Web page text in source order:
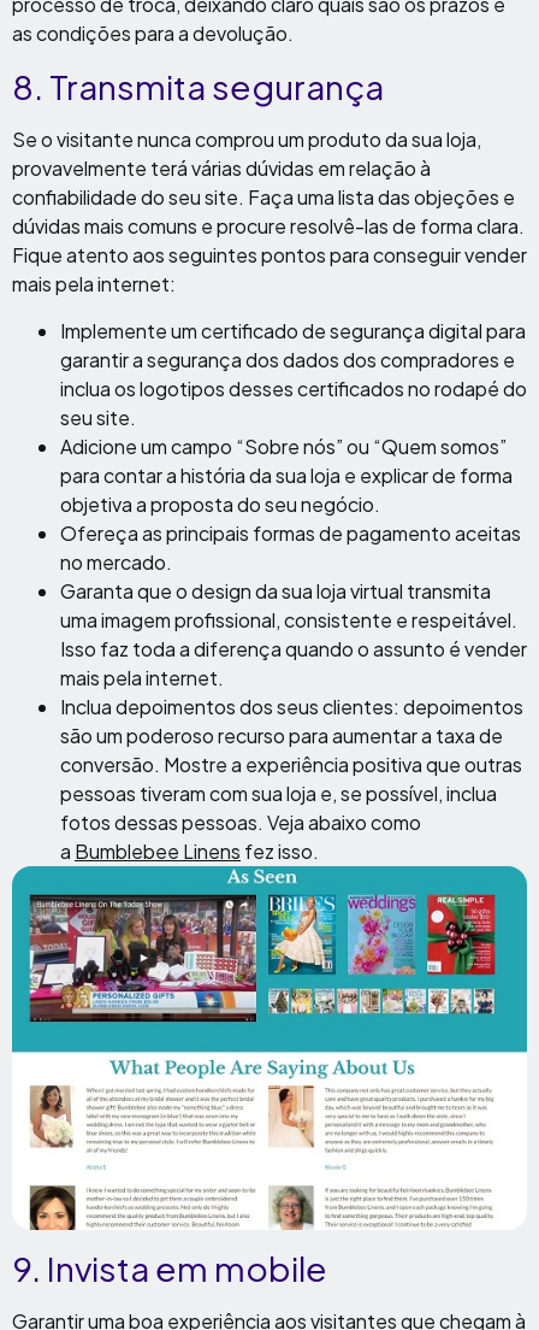
as condições para a devolução.
8. Transmita segurança
Se o visitante nunca comprou um produto da sua loja,
provavelmente terá várias dúvidas em relação à
confiabilidade do seu site. Faça uma lista das objeções e
dúvidas mais comuns e procure resolvê-las de forma clara.
Fique atento aos seguintes pontos para conseguir vender
mais pela internet:
Implemente um certificado de segurança digital para
garantir a segurança dos dados dos compradores e
inclua os logotipos desses certificados no rodapé do
seu site.
Adicione um campo “Sobre nós” ou “Quem somos”
para contar a história da sua loja e explicar de forma
objetiva a proposta do seu negócio.
Ofereça as principais formas de pagamento aceitas
no mercado.
Garanta que o design da sua loja virtual transmita
uma imagem profissional, consistente e respeitável.
Isso faz toda a diferença quando o assunto é vender
mais pela internet.
Inclua depoimentos dos seus clientes: depoimentos
são um poderoso recurso para aumentar a taxa de
conversão. Mostre a experiência positiva que outras
pessoas tiveram com sua loja e, se possível, inclua
fotos dessas pessoas. Veja abaixo como
a Bumblebee Linens fez isso.
9. Invista em mobile
Garantir uma boa experiência aos visitantes que chegam à